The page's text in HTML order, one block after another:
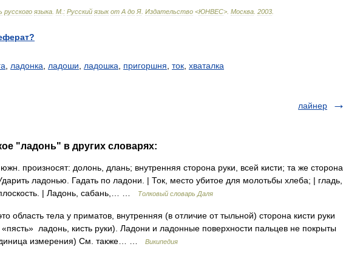
русского языка М : Русский язык от А до Я Издательство <ЮНВЕС> Москва 2003
ладонка ладоши ладошка пригоршня ток хваталка
лайнер
"ладонь" в других словарях:
произносят: долонь, длань; внутренняя сторона руки, всей кисти; та же сторона
ладонью. Гадать по ладони. | Ток, место убитое для молотьбы хлеба; | гладь,
| Ладонь, сабань,… …
Толковый словарь Даля
область тела у приматов, внутренняя (в отличие от тыльной) сторона кисти руки
«пясть» ладонь, кисть руки). Ладони и ладонные поверхности пальцев не покрыты
измерения) См. также… …
Википедия